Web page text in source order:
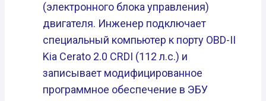
(электронного блока управления)
двигателя. Инженер подключает
специальный компьютер к порту OBD-II
Kia Cerato 2.0 CRDI (112 л.с.) и
записывает модифицированное
программное обеспечение в ЭБУ